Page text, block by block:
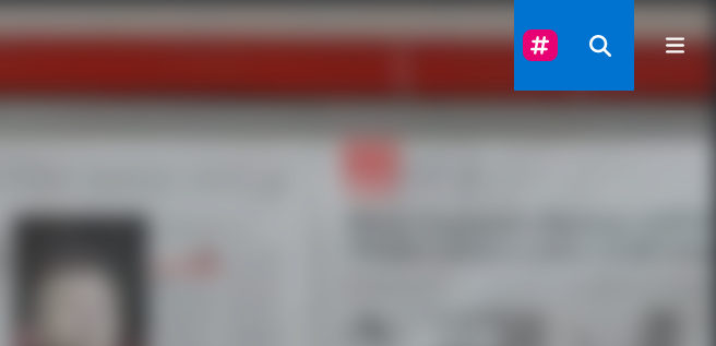
Suivez-Nous